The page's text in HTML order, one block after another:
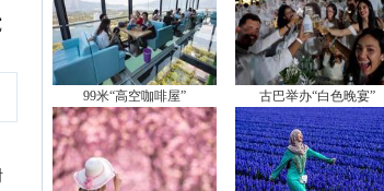
99米“高空咖啡屋” 古巴举办“白色晚宴”